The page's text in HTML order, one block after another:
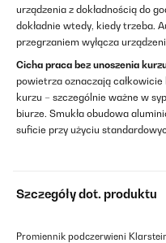
urządzenia z dokładnością do
dokładnie wtedy, kiedy trzeba.
przegrzaniem wyłącza
Cicha praca bez unoszenia
powietrza oznaczają
kurzu – szczególnie ważne w
biurze. Smukła obudowa
suficie przy użyciu
Szczegóły dot. produktu
Promiennik podczerwieni